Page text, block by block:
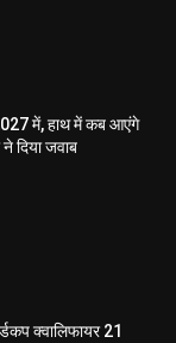
में, हाथ में कब आएंगे
दिया जवाब
क्वालिफायर 21